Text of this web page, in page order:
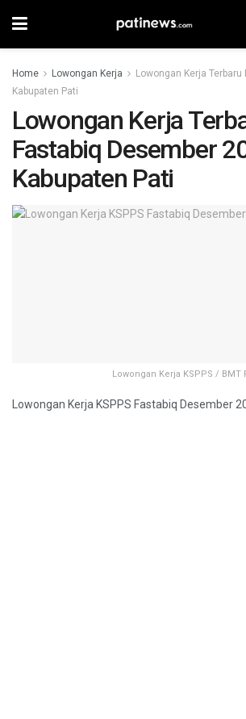
Home Lowongan Kerja
Lowongan Kerja
Kabupaten Pati
Lowongan Kerja
Fastabiq Desember
Kabupaten Pati
Lowongan Kerja KSPPS / BMT
Lowongan Kerja KSPPS Fastabiq Desember